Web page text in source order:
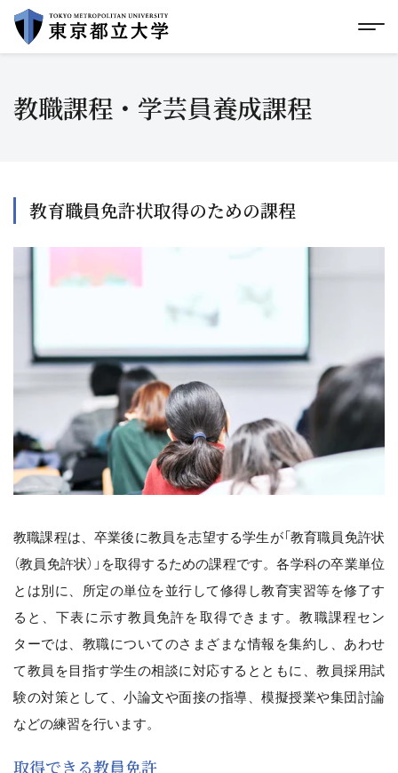
イ
ッ
グローバルメニューにスキップ メ
教職課程・学芸員養成課程
教育職員免許状取得のための課程
教職課程は、卒業後に教員を志望する学生が「教育職員免許状
（教員免許状）」を取得するための課程です。各学科の卒業単位
とは別に、所定の単位を並行して修得し教育実習等を修了す
ると、下表に示す教員免許を取得できます。教職課程セン
ターでは、教職についてのさまざまな情報を集約し、あわせ
て教員を目指す学生の相談に対応するとともに、教員採用試
験の対策として、小論文や面接の指導、模擬授業や集団討論
などの練習を行います。
取得できる教員免許